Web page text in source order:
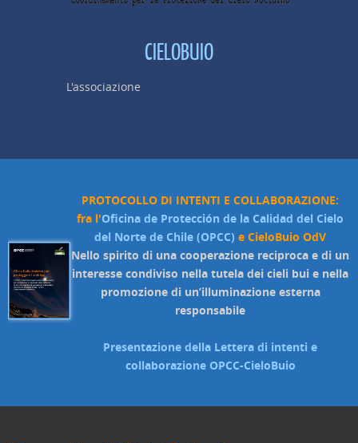
CIELOBUIO
L'associazione
PROTOCOLLO DI INTENTI E COLLABORAZIONE:
fra l'Oficina de Protección de la Calidad del Cielo
del Norte de Chile (OPCC) e CieloBuio OdV
Nello spirito di una cooperazione reciproca e di un
interesse condiviso nella tutela dei cieli bui e nella
promozione di un’illuminazione esterna
responsabile
Presentazione della Lettera di intenti e
collaborazione OPCC-CieloBuio